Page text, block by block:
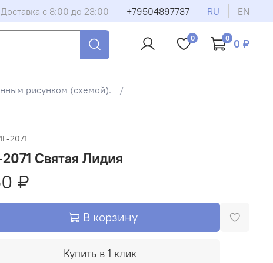
Доставка с 8:00 до 23:00 +79504897737 RU EN
0 0 0 ₽
рисунком (схемой).
2071
Святая Лидия
₽
В корзину
Купить в 1 клик